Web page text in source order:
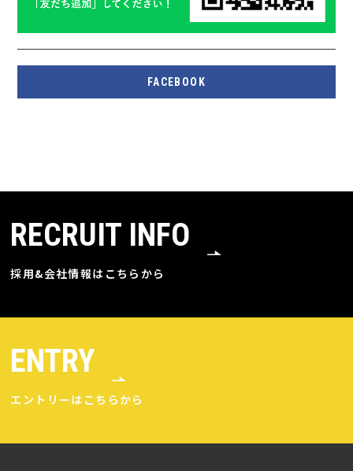
FACEBOOK
RECRUIT INFO
採用&会社情報はこちらから
ENTRY
エントリーはこちらから